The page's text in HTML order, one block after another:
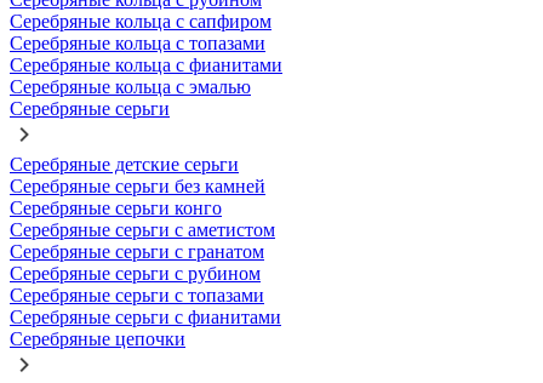
Серебряные кольца с сапфиром
Серебряные кольца с топазами
Серебряные кольца с фианитами
Серебряные кольца с эмалью
Серебряные серьги
Серебряные детские серьги
Серебряные серьги без камней
Серебряные серьги конго
Серебряные серьги с аметистом
Серебряные серьги с гранатом
Серебряные серьги с рубином
Серебряные серьги с топазами
Серебряные серьги с фианитами
Серебряные цепочки